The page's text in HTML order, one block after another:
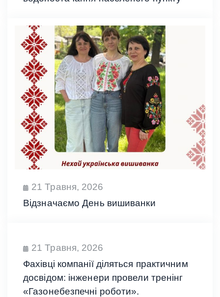
21 Травня, 2026
Відзначаємо День вишиванки
21 Травня, 2026
Фахівці компанії діляться практичним
досвідом: інженери провели тренінг
«Газонебезпечні роботи».